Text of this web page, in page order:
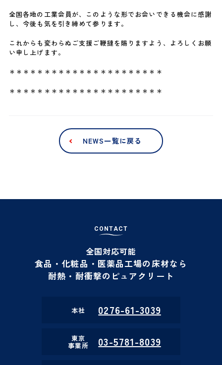
全国各地の工業会員が、このような形でお会いできる機会に感謝
し、今後も気を引き締めて参ります。
これからも変わらぬご支援ご鞭撻を賜りますよう、よろしくお願
い申し上げます。
＊＊＊＊＊＊＊＊＊＊＊＊＊＊＊＊＊＊＊＊＊＊
＊＊＊＊＊＊＊＊＊＊＊＊＊＊＊＊＊＊＊＊＊＊
NEWS一覧に戻る
C O N TACT
全国対応可能
食品・化粧品・医薬品工場の床材なら
耐熱・耐衝撃のピュアクリート
本社 0276-61-3039
東京
事業所 03-5781-8039